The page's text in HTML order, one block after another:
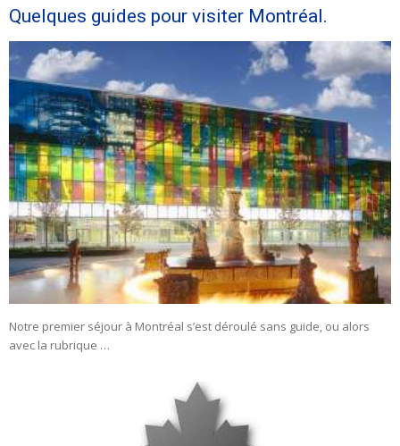
Quelques guides pour visiter Montréal.
Notre premier séjour à Montréal s’est déroulé sans guide, ou alors
avec la rubrique …